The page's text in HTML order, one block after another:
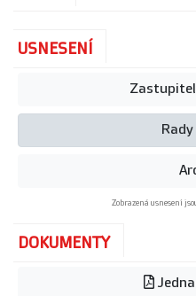
USNESENÍ
Zobrazená usnesení
DOKUMENTY